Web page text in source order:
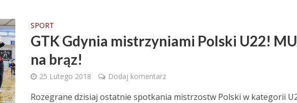
SPORT
GTK Gdynia mistrzyniami Polski U22!
na brąz!
25 Lutego 2018 Dodaj komentarz
Rozegrane dzisiaj ostatnie spotkania mistrzostw Polski w kategorii